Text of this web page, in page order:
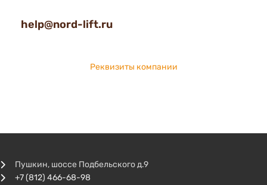
help@nord-lift.ru
Реквизиты компании
Пушкин, шоссе Подбельского д.9
+7 (812) 466-68-98